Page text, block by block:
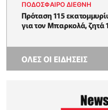
ΠΟΔΟΣΦΑΙΡΟ ΔΙΕΘΝΗ
Πρόταση 115
για τον Μπαρκολά, ζητά
ΟΛΕΣ ΟΙ ΕΙΔΗΣΕΙΣ